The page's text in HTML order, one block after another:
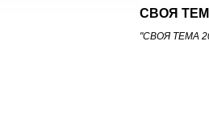
СВОЯ
"СВОЯ ТЕМА